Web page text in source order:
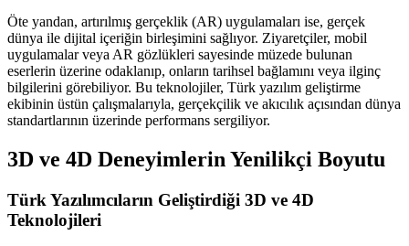
Öte yandan, artırılmış gerçeklik (AR) uygulamaları ise, gerçek
dünya ile dijital içeriğin birleşimini sağlıyor. Ziyaretçiler, mobil
uygulamalar veya AR gözlükleri sayesinde müzede bulunan
eserlerin üzerine odaklanıp, onların tarihsel bağlamını veya ilginç
bilgilerini görebiliyor. Bu teknolojiler, Türk yazılım geliştirme
ekibinin üstün çalışmalarıyla, gerçekçilik ve akıcılık açısından dünya
standartlarının üzerinde performans sergiliyor.
3D ve 4D Deneyimlerin Yenilikçi Boyutu
Türk Yazılımcıların Geliştirdiği 3D ve 4D
Teknolojileri